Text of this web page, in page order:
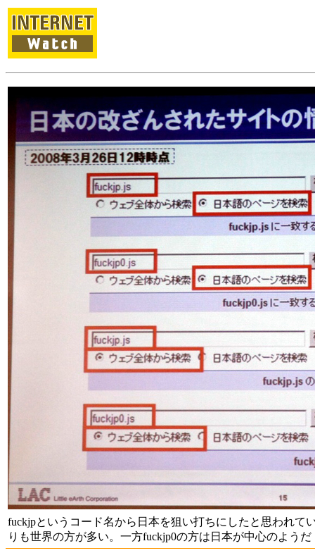
fuckjpというコード名から日本を狙い打ちにしたと思われて
りも世界の方が多い。一方fuckjp0の方は日本が中心のようだ